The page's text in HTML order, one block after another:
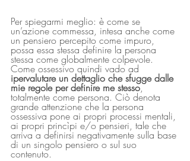
Per spiegarmi meglio: è come se
un’azione commessa, intesa anche come
un pensiero percepito come impuro,
possa essa stessa definire la persona
stessa come globalmente colpevole.
Come ossessivo quindi vado ad
ipervalutare un dettaglio che sfugge dalle
mie regole per definire me stesso,
totalmente come persona. Ciò denota
grande attenzione che la persona
ossessiva pone ai propri processi mentali,
ai propri princìpi e/o pensieri, tale che
arriva a definirsi negativamente sulla base
di un singolo pensiero o sul suo
contenuto.